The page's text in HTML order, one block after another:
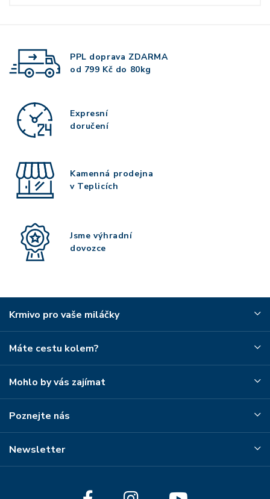
PPL doprava ZDARMA
od 799 Kč do 80kg
Expresní
doručení
Kamenná prodejna
v Teplicích
Jsme výhradní
dovozce
Krmivo pro vaše miláčky
Máte cestu kolem?
Mohlo by vás zajímat
Poznejte nás
Newsletter